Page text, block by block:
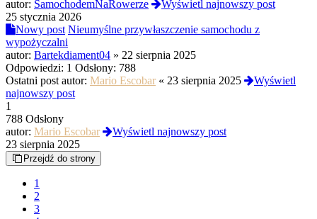
autor: SamochodemNaRowerze
Wyświetl najnowszy post
25 stycznia 2026
Nowy post Nieumyślne przywłaszczenie samochodu z
wypożyczalni
autor: Bartekdiament04 » 22 sierpnia 2025
Odpowiedzi: 1 Odsłony: 788
Ostatni post autor: Mario Escobar « 23 sierpnia 2025
Wyświetl
najnowszy post
1
788 Odsłony
autor: Mario Escobar
Wyświetl najnowszy post
23 sierpnia 2025
Przejdź do strony
1
2
3